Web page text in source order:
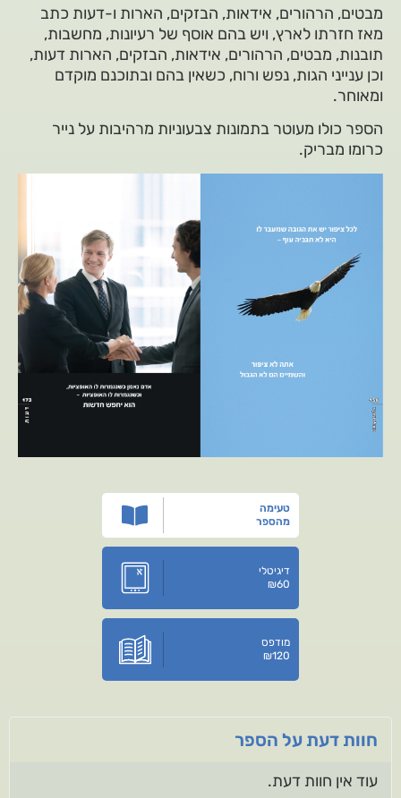
מבטים, הרהורים, אידאות, הבזקים, הארות ו-דעות כתב
מאז חזרתו לארץ, ויש בהם אוסף של רעיונות, מחשבות,
תובנות, מבטים, הרהורים, אידאות, הבזקים, הארות דעות,
וכן ענייני הגות, נפש ורוח, כשאין בהם ובתוכנם מוקדם
ומאוחר.
הספר כולו מעוטר בתמונות צבעוניות מרהיבות על נייר
כרומו מבריק.
טעימה
מהספר
דיגיטלי
₪60
מודפס
₪120
חוות דעת על הספר
עוד אין חוות דעת.